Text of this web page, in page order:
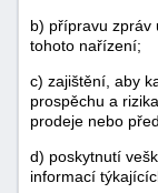
b) přípravu zpráv
tohoto nařízení;
c) zajištění, aby
prospěchu a
prodeje nebo
d) poskytnutí
informací